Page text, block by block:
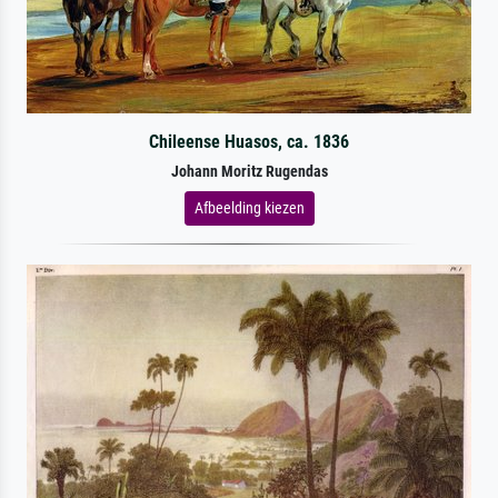
Chileense Huasos, ca. 1836
Johann Moritz Rugendas
Afbeelding kiezen